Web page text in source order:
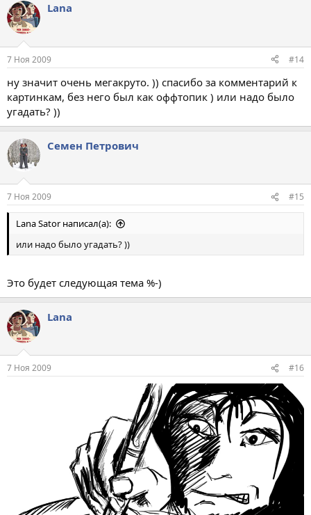
Lana
7 Ноя 2009 #14
ну значит очень мегакруто. )) спасибо за комментарий к
картинкам, без него был как оффтопик ) или надо было
угадать? ))
Семен Петрович
7 Ноя 2009 #15
Lana Sator написал(а):
или надо было угадать? ))
Это будет следующая тема %-)
Lana
7 Ноя 2009 #16